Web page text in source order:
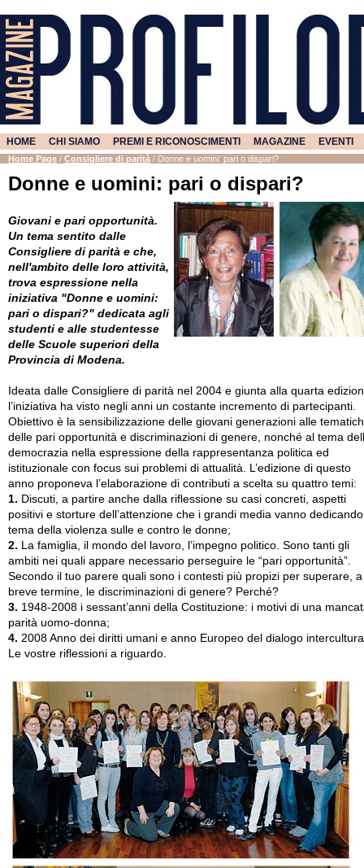
HOME CHI SIAMO PREMI E RICONOSCIMENTI MAGAZINE EVENTI
Home Page / Consigliere di parità / Donne e uomini: pari o dispari?
Donne e uomini: pari o dispari?
Giovani e pari opportunità.
Un tema sentito dalle
Consigliere di parità e che,
nell'ambito delle loro attività,
trova espressione nella
iniziativa "Donne e uomini:
pari o dispari?" dedicata agli
studenti e alle studentesse
delle Scuole superiori della
Provincia di Modena.
Ideata dalle Consigliere di parità nel 2004 e giunta alla quarta
l’iniziativa ha visto negli anni un costante incremento di partecipanti.
Obiettivo è la sensibilizzazione delle giovani generazioni alle
delle pari opportunità e discriminazioni di genere, nonché al tema
democrazia nella espressione della rappresentanza politica ed
istituzionale con focus sui problemi di attualità. L’edizione di questo
anno proponeva l’elaborazione di contributi a scelta su quattro temi:
1. Discuti, a partire anche dalla riflessione su casi concreti, aspetti
positivi e storture dell’attenzione che i grandi media vanno
tema della violenza sulle e contro le donne;
2. La famiglia, il mondo del lavoro, l’impegno politico. Sono tanti gli
ambiti nei quali appare necessario perseguire le “pari opportunità”.
Secondo il tuo parere quali sono i contesti più propizi per superare, a
breve termine, le discriminazioni di genere? Perché?
3. 1948-2008 i sessant’anni della Costituzione: i motivi di una
parità uomo-donna;
4. 2008 Anno dei diritti umani e anno Europeo del dialogo
Le vostre riflessioni a riguardo.